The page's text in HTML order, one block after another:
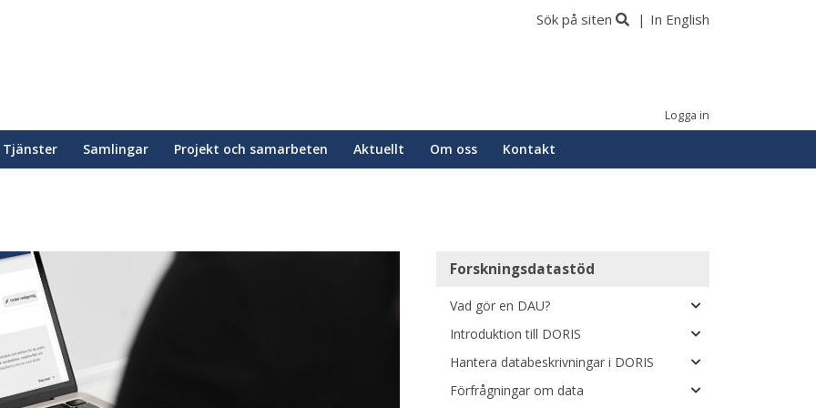
Sök på siten In English
Logga in
Tjänster Samlingar Projekt och samarbeten Aktuellt Om oss Kontakt
Main
Forskningsdatastöd
Vad gör en DAU?
Introduktion till DORIS
Hantera databeskrivningar i DORIS
Förfrågningar om data